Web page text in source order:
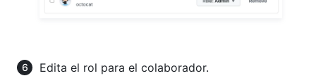
Edita el rol para el colaborador.